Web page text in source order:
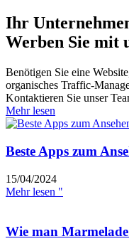
Ihr
Werben Sie mit
Benötigen Sie eine
organisches Traffic-
Kontaktieren Sie unser
Mehr lesen
Beste Apps zum
15/04/2024
Mehr lesen "
Wie man